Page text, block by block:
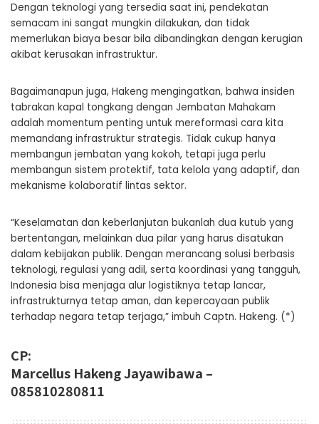
Dengan teknologi yang tersedia saat ini, pendekatan
semacam ini sangat mungkin dilakukan, dan tidak
memerlukan biaya besar bila dibandingkan dengan kerugian
akibat kerusakan infrastruktur.
Bagaimanapun juga, Hakeng mengingatkan, bahwa insiden
tabrakan kapal tongkang dengan Jembatan Mahakam
adalah momentum penting untuk mereformasi cara kita
memandang infrastruktur strategis. Tidak cukup hanya
membangun jembatan yang kokoh, tetapi juga perlu
membangun sistem protektif, tata kelola yang adaptif, dan
mekanisme kolaboratif lintas sektor.
“Keselamatan dan keberlanjutan bukanlah dua kutub yang
bertentangan, melainkan dua pilar yang harus disatukan
dalam kebijakan publik. Dengan merancang solusi berbasis
teknologi, regulasi yang adil, serta koordinasi yang tangguh,
Indonesia bisa menjaga alur logistiknya tetap lancar,
infrastrukturnya tetap aman, dan kepercayaan publik
terhadap negara tetap terjaga,” imbuh Captn. Hakeng. (*)
CP:
Marcellus Hakeng Jayawibawa –
085810280811